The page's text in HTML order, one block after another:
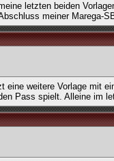
letzten beiden
meiner Marega-
eine weitere Vorlage mit
Pass spielt. Alleine im